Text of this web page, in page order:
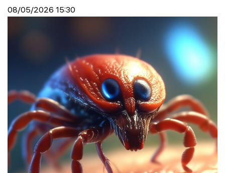
08/05/2026 15:30